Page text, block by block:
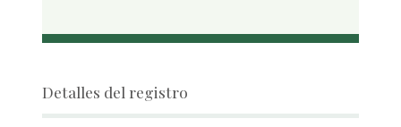
Detalles del registro